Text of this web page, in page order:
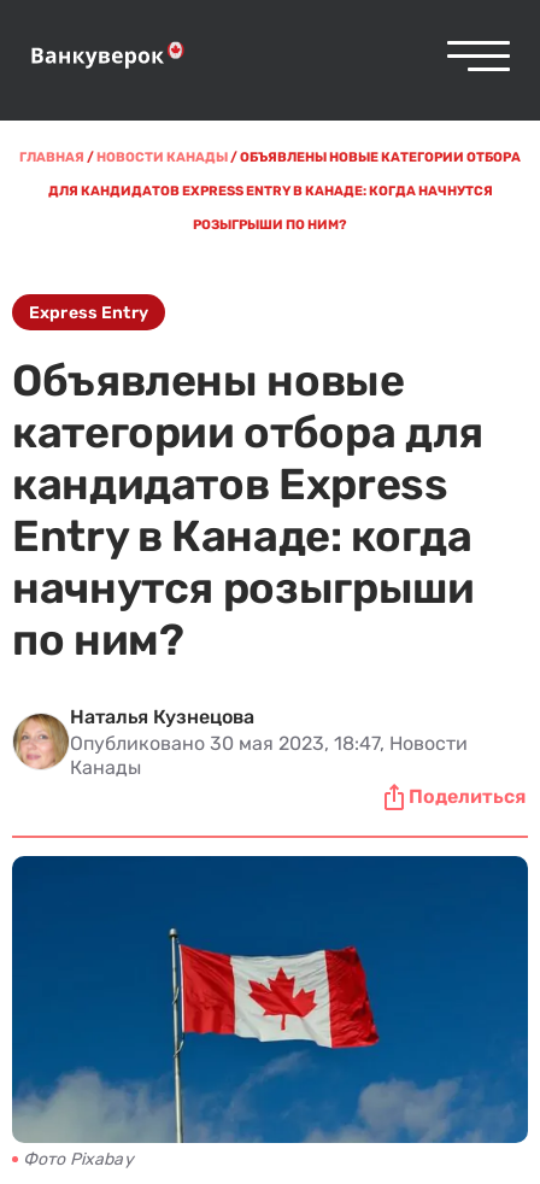
ГЛАВНАЯ /НОВОСТИ КАНАДЫ/ОБЪЯВЛЕНЫ НОВЫЕ КАТЕГОРИИ ОТБОРА
ДЛЯ КАНДИДАТОВ EXPRESS ENTRY В КАНАДЕ: КОГДА НАЧНУТСЯ
РОЗЫГРЫШИ ПО НИМ?
Express Entry
Объявлены новые
категории отбора для
кандидатов Express
Entry в Канаде: когда
начнутся розыгрыши
по ним?
Наталья Кузнецова
Опубликовано 30 мая 2023, 18:47, Новости
Канады
Поделиться
Фото Pixabay